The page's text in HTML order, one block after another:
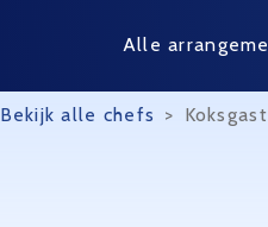
Alle
Bekijk alle chefs >